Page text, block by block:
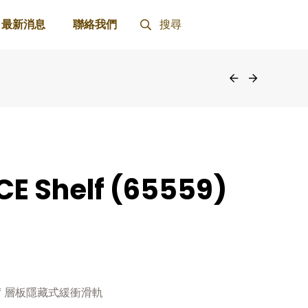
最新消息 聯絡我們 搜尋
Shelf (65559)
層板隱藏式緩衝滑軌